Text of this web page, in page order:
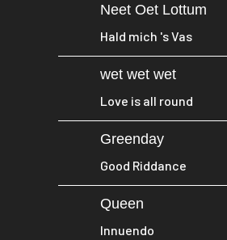
Neet Oet Lottum
Hald mich 's Vas
wet wet wet
Love is all round
Greenday
Good Riddance
Queen
Innuendo